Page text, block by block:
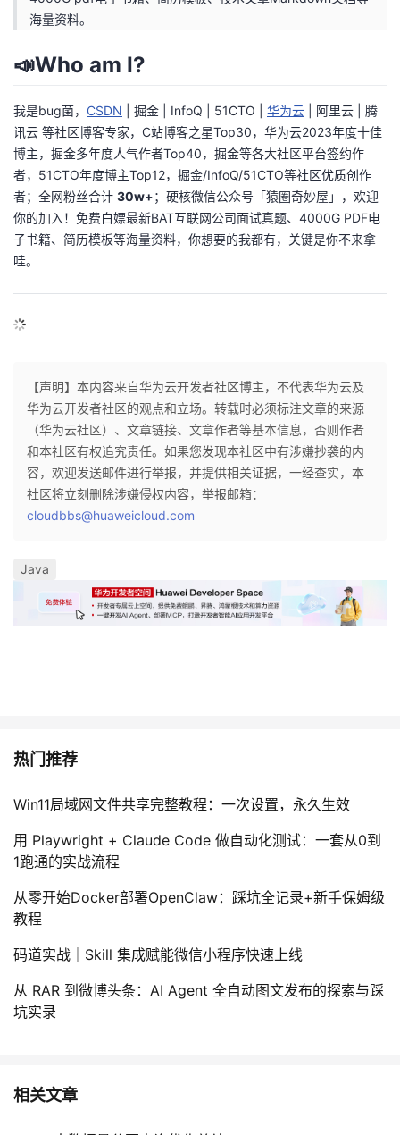
海量资料。
📣Who am I?
我是bug菌， CSDN 掘金 InfoQ 51CTO 华为云 阿里云
腾
讯云 等社区博客专家，C站博客之星Top30，华为云2023年度十佳
博主，掘金多年度人气作者Top40，掘金等各大社区平台签约作
者，51CTO年度博主Top12，掘金/InfoQ/51CTO等社区优质创作
者；全网粉丝合计 30w+；硬核微信公众号 「猿圈奇妙屋」
，欢迎
你的加入！免费白嫖最新BAT互联网公司面试真题、4000G PDF电
子书籍、简历模板等海量资料，你想要的我都有，关键是你不来拿
哇。
【声明】本内容来自华为云开发者社区博主，不代表华为云及
华为云开发者社区的观点和立场。转载时必须标注文章的来源
（华为云社区）、文章链接、文章作者等基本信息，否则作者
和本社区有权追究责任。如果您发现本社区中有涉嫌抄袭的内
容，欢迎发送邮件进行举报，并提供相关证据，一经查实，本
社区将立刻删除涉嫌侵权内容，举报邮箱：
cloudbbs@huaweicloud.com
Java
热门推荐
Win11局域网文件共享完整教程：一次设置，永久生效
用 Playwright + Claude Code 做自动化测试：一套从0到
1跑通的实战流程
从零开始Docker部署OpenClaw：踩坑全记录+新手保姆级
教程
码道实战｜Skill 集成赋能微信小程序快速上线
从 RAR 到微博头条：AI Agent 全自动图文发布的探索与踩
坑实录
相关文章